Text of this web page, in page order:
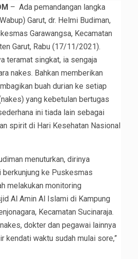
– Ada pemandangan langka
Garut, dr. Helmi Budiman,
Garawangsa, Kecamatan
Garut, Rabu (17/11/2021).
teramat singkat, ia sengaja
nakes. Bahkan memberikan
buah durian ke setiap
yang kebetulan bertugas
ini tiada lain sebagai
spirit di Hari Kesehatan Nasional
menuturkan, dirinya
ke Puskesmas
melakukan monitoring
Al Amin Al Islami di Kampung
Kecamatan Sucinaraja.
dokter dan pegawai lainnya
kendati waktu sudah mulai sore,”